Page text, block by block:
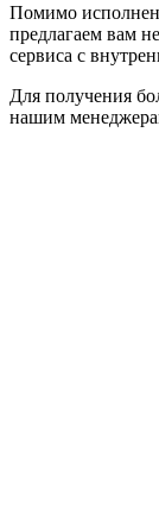
Помимо
предлагаем вам
сервиса с
Для получения
нашим